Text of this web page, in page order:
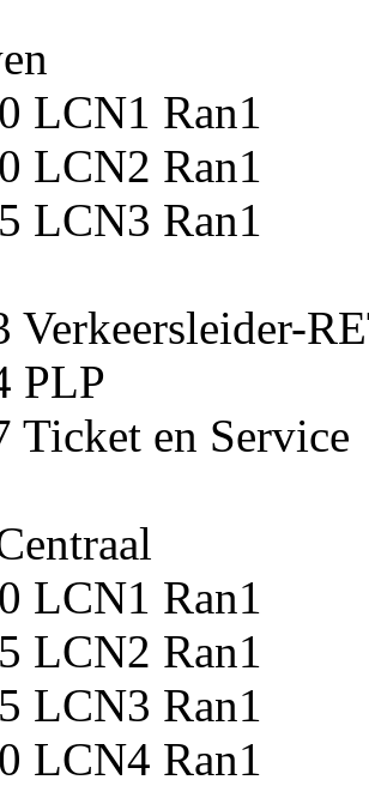
LCN1 Ran1
LCN2 Ran1
LCN3 Ran1
Verkeersleider-
PLP
Ticket en Service
LCN1 Ran1
LCN2 Ran1
LCN3 Ran1
LCN4 Ran1